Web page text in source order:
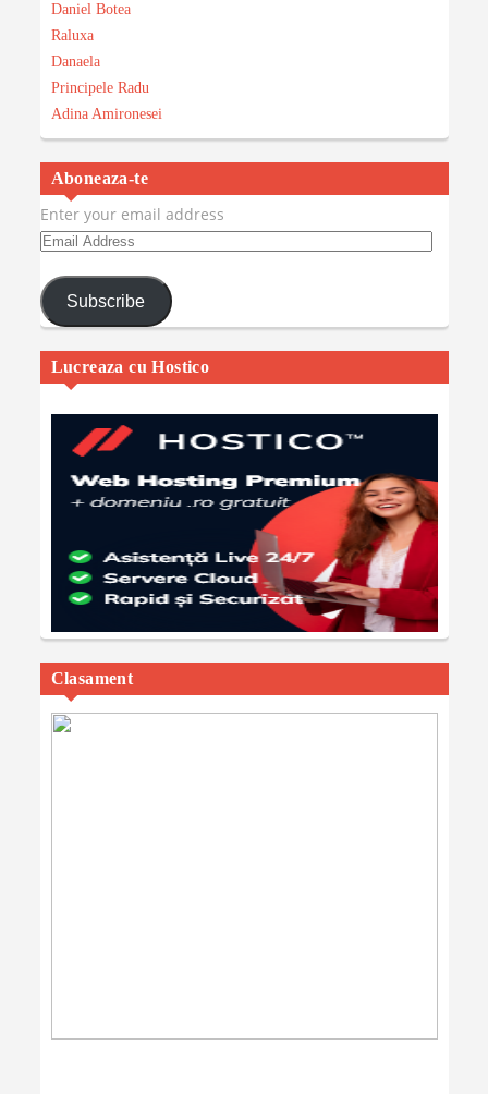
Daniel Botea
Raluxa
Danaela
Principele Radu
Adina Amironesei
Aboneaza-te
Enter your email address
Email
Subscribe
Lucreaza cu Hostico
Clasament